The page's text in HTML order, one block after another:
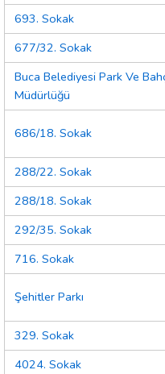
693. Sokak
677/32. Sokak
Buca Belediyesi Park Ve
Müdürlüğü
686/18. Sokak
288/22. Sokak
288/18. Sokak
292/35. Sokak
716. Sokak
Şehitler Parkı
329. Sokak
4024. Sokak